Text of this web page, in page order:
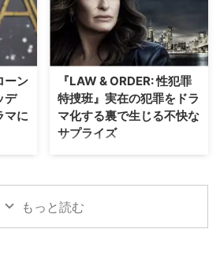
）19
ツア
チャ
員の
受付
の
景色
5日
い尽
変』の公開に先立ち、迫力満点な
新ビジュアルと、本編映像が公開
された。 アン・ハサウェイとユ
アン・マクレガーが恐竜から逃げ
ザー映像の公開時から、その正体
がほとんど明かされないミステリ
アスな世界観で映画ファンの注目
を集めていた本作。続く本予告で
の家族”がどのように逃げ延びる
…
ーン
デ
マに
ブ・
マッ
が伝
『LAW & ORDER: 性犯罪
特捜班』実在の犯罪をドラ
マ化する裏で生じる不快な
サプライズ
ロングランヒットを誇る犯罪捜査
ズ。本作の最大の魅力の一つは、
実際に起きた事件に着想を得たリ
アリティあふれるストーリー展開
にある。しかし、その裏側では、
もっと読む